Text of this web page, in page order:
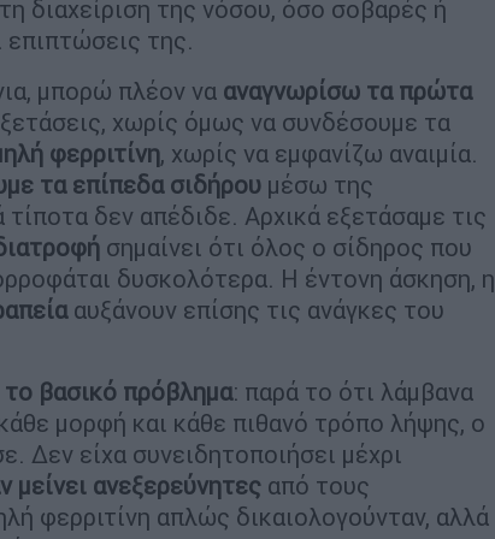
διαχείριση της νόσου, όσο σοβαρές ή
επιπτώσεις της.
μπορώ πλέον να αναγνωρίσω τα πρώτα
χωρίς όμως να συνδέσουμε τα
φερριτίνη, χωρίς να εμφανίζω αναιμία.
τα επίπεδα σιδήρου μέσω της
δεν απέδιδε. Αρχικά εξετάσαμε τις
σημαίνει ότι όλος ο σίδηρος που
δυσκολότερα. Η έντονη άσκηση, η
αυξάνουν επίσης τις ανάγκες του
βασικό πρόβλημα: παρά το ότι λάμβανα
μορφή και κάθε πιθανό τρόπο λήψης, ο
Δεν είχα συνειδητοποιήσει μέχρι
μείνει ανεξερεύνητες από τους
φερριτίνη απλώς δικαιολογούνταν, αλλά